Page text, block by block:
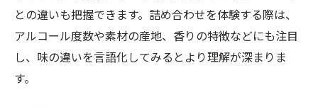
との違いも把握できます。詰め合わせを体験する際は、
アルコール度数や素材の産地、香りの特徴などにも注目
し、味の違いを言語化してみるとより理解が深まりま
す。